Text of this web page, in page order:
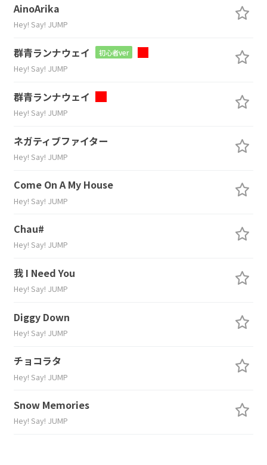
AinoArika
Hey! Say! JUMP
群青ランナウェイ 初心者ver
Hey! Say! JUMP
群青ランナウェイ
Hey! Say! JUMP
ネガティブファイター
Hey! Say! JUMP
Come On A My House
Hey! Say! JUMP
Chau#
Hey! Say! JUMP
我 I Need You
Hey! Say! JUMP
Diggy Down
Hey! Say! JUMP
チョコラタ
Hey! Say! JUMP
Snow Memories
Hey! Say! JUMP